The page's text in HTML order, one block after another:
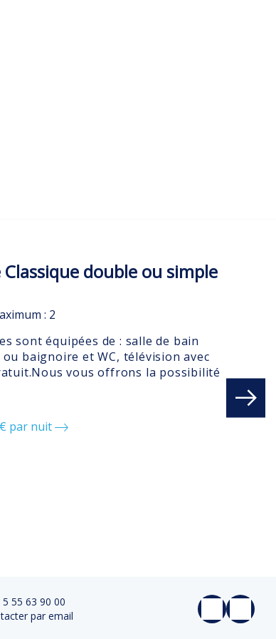
double ou simple
: 2
sont équipées de : salle de bain
ou baignoire et WC, télévision avec
vous offrons la possibilité
par nuit
5 55 63 90 00
par email